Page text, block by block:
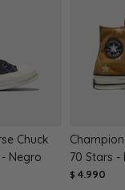
Chuck
Negro
70 Stars -
$ 4.990